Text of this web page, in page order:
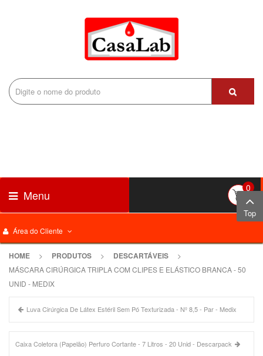
Área do Cliente
Menu 0
HOME > PRODUTOS > DESCARTÁVEIS
>
MÁSCARA CIRÚRGICA TRIPLA COM CLIPES E ELÁSTICO BRANCA - 50
UNID - MEDIX
Luva Cirúrgica De Látex Estéril Sem Pó Texturizada - Nº 8,5 - Par - Medix
Caixa Coletora (Papelão) Perfuro Cortante - 7 Litros - 20 Unid - Descarpack
Top